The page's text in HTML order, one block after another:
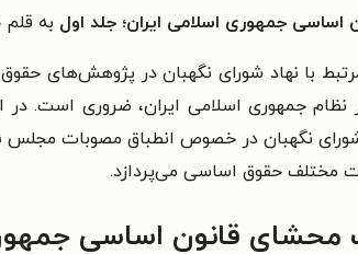
اساسی جمهوری اسلامی ایران؛ جلد اول به
با نهاد شورای نگهبان در پژوهش‌های
نظام جمهوری اسلامی ایران، ضروری است. در
نگهبان در خصوص انطباق مصوبات مجلس
حقوق اساسی می‌‌پردازد.
محشای قانون اساسی